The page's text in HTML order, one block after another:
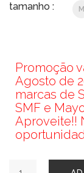
tamanho : M
Promoção
Agosto de
marcas de
SMF e
Aproveite!!